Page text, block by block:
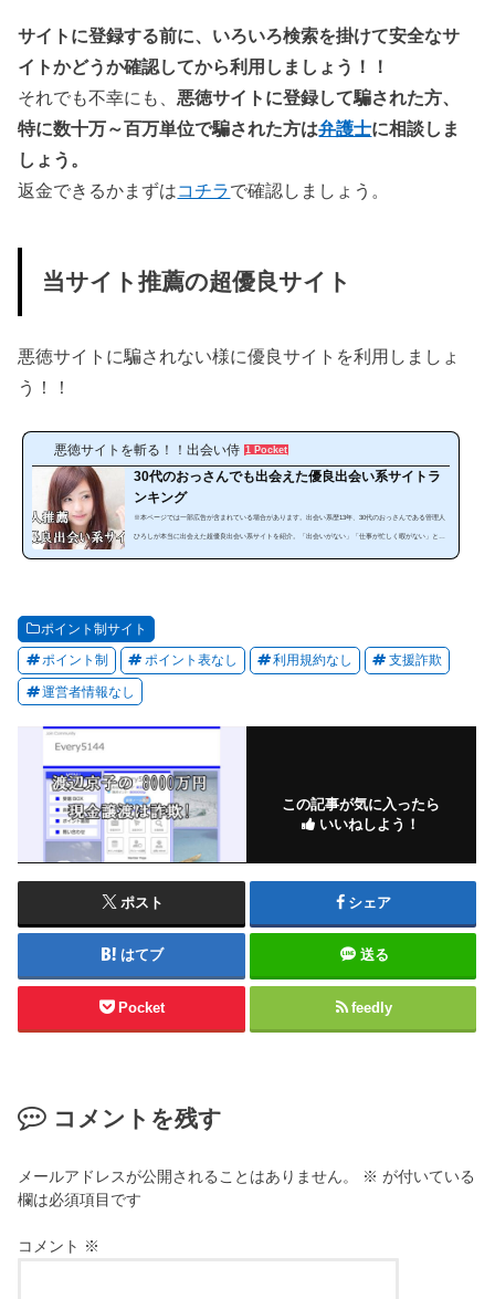
サイトに登録する前に、いろいろ検索を掛けて安全なサ
イトかどうか確認してから利用しましょう！！
それでも不幸にも、 悪徳サイトに登録して騙された方、
特に数十万～百万単位で騙された方は弁護士に相談しま
しょう。
返金できるかまずはコチラで確認しましょう。
当サイト推薦の超優良サイト
悪徳サイトに騙されない様に優良サイトを利用しましょ
う！！
悪徳サイトを斬る！！出会い侍 1 Pocket
30代のおっさんでも出会えた優良出会い系サイトラ
ンキング
※本ページでは一部広告が含まれている場合があります。出会い系歴13年、30代のおっさんである管理人
ひろしが本当に出会えた超優良出会い系サイトを紹介。「出会いがない」「仕事が忙しく暇がない」とい
ポイント制サイト
ポイント制 ポイント表なし 利用規約なし 支援詐欺
運営者情報なし
この記事が気に入ったら
いいねしよう！
ポスト シェア
はてブ 送る
Pocket feedly
コメントを残す
メールアドレスが公開されることはありません。 ※ が付いている
欄は必須項目です
コメント ※